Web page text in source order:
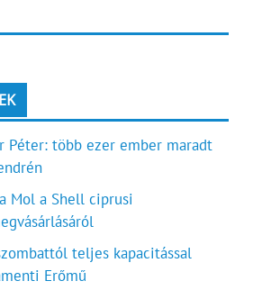
Péter: több ezer ember maradt
Mol a Shell ciprusi
teljes kapacitással
Erőmű